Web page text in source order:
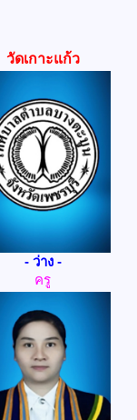
วัดเกาะแก้ว
- ว่าง -
ครู